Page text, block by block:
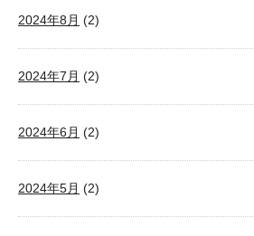
2024年8月 (2)
2024年7月 (2)
2024年6月 (2)
2024年5月 (2)